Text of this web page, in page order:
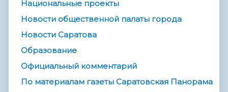
Национальные проекты
Новости общественной палаты города
Новости Саратова
Образование
Официальный комментарий
По материалам газеты Саратовская Панорама